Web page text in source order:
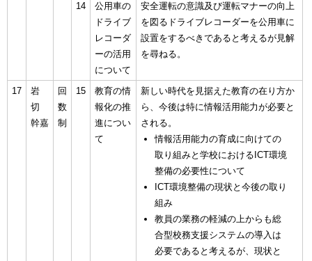
14
公用車の
ドライブ
レコーダ
ーの活用
について
安全運転の意識及び運転マナーの向上
を図るドライブレコーダーを公用車に
設置をするべきであると考えるが見解
を尋ねる。
17
岩
切
幹嘉
回
数
制
15
教育の情
報化の推
進につい
て
新しい時代を見据えた教育の在り方か
ら、今後は特に情報活用能力が必要と
される。
情報活用能力の育成に向けての
取り組みと学校におけるICT環境
整備の必要性について
ICT環境整備の現状と今後の取り
組み
教員の業務の軽減の上からも総
合型校務支援システムの導入は
必要であると考えるが、現状と